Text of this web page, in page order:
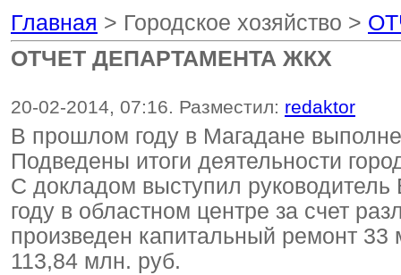
Главная > Городское хозяйство >
ОТЧЕТ ДЕПАРТАМЕНТА ЖКХ
20-02-2014, 07:16. Разместил: redaktor
В прошлом году в Магадане
Подведены итоги деятельности
С докладом выступил
году в областном центре за счет
произведен капитальный ремонт
113,84 млн. руб.